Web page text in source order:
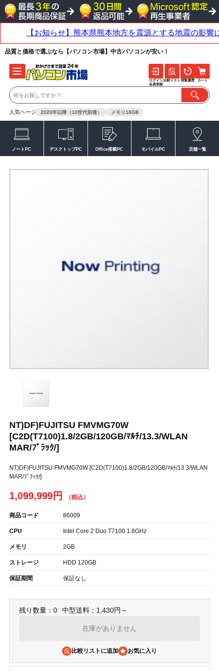
品質と価格で選ぶなら【パソコン市場】中古パソコンが安い！
人気ページ 2020年以降（10世代前後） メモリ16GB
ログイン
会員登録
比較リスト 閲覧履歴 カート
ノートPC デスクトップPC Office搭載PC モバイルPC 店舗一覧
NT)DF)FUJITSU FMVMG70W
[C2D(T7100)1.8/2GB/120GB/ﾏﾙﾁ/13.3/WLAN
MAR/ﾌﾞﾗｯｸ/]
NT)DF)FUJITSU FMVMG70W [C2D(T7100)1.8/2GB/120GB/ﾏﾙﾁ/13.3/WLAN
MAR/ﾌﾞﾗｯｸ/]
1,099,999円
商品コード 86009
CPU Intel Core 2 Duo T7100 1.8GHz
メモリ 2GB
ストレージ HDD 120GB
保証期間 保証なし
残り数量：0 中型送料：1,430円～
在庫がありません
比較リストに追加